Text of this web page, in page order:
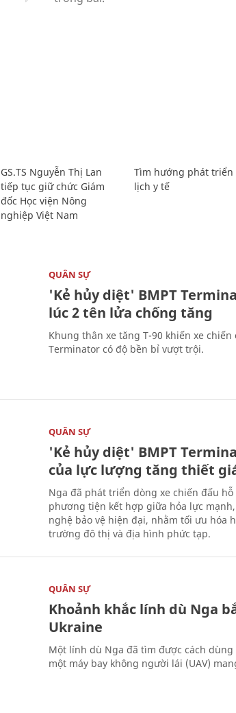
GS.TS Nguyễn Thị Lan
tiếp tục giữ chức Giám
đốc Học viện Nông
nghiệp Việt Nam
Tìm hướng phát triển
lịch y tế
QUÂN SỰ
'Kẻ hủy diệt' BMPT
lúc 2 tên lửa chống tăng
Khung thân xe tăng T-90 khiến xe
Terminator có độ bền bỉ vượt trội.
QUÂN SỰ
'Kẻ hủy diệt' BMPT
của lực lượng tăng thiết
Nga đã phát triển dòng xe chiến đấu
phương tiện kết hợp giữa hỏa lực
nghệ bảo vệ hiện đại, nhằm tối ưu hóa
trường đô thị và địa hình phức tạp.
QUÂN SỰ
Khoảnh khắc lính dù Nga
Ukraine
Một lính dù Nga đã tìm được cách
một máy bay không người lái (UAV)